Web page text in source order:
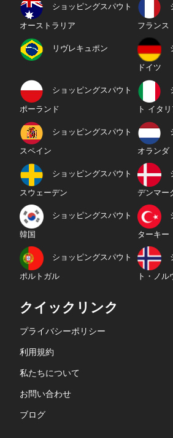
ショッピングスパウト
オーストラリア フランス
リヴレキュポン
ドイツ
ショッピングスパウト
ポーランド ト イタ
ショッピングスパウト
スペイン オランダ
ショッピングスパウト
スウェーデン デンマー
ショッピングスパウト
韓国 ターキー
ショッピングスパウト
ポルトガル ト・ノル
クイックリンク
プライバシーポリシー
利用規約
私たちについて
お問い合わせ
ブログ